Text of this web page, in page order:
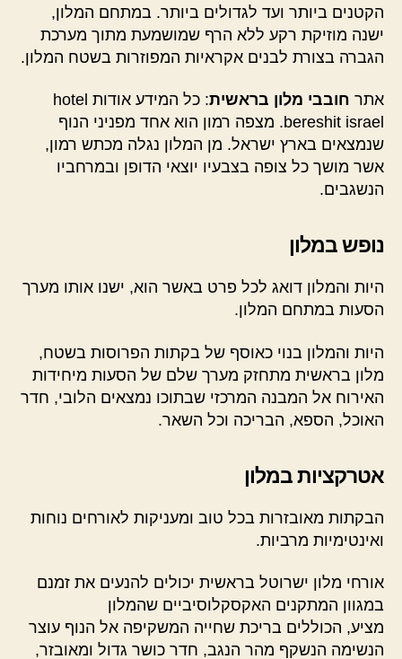
הקטנים ביותר ועד לגדולים ביותר. במתחם המלון,
ישנה מוזיקת רקע ללא הרף שמושמעת מתוך מערכת
הגברה בצורת לבנים אקראיות המפוזרות בשטח המלון.
אתר חובבי מלון בראשית
: כל המידע אודות hotel
bereshit israel. מצפה רמון הוא אחד מפניני הנוף
שנמצאים בארץ ישראל. מן המלון נגלה מכתש רמון,
אשר מושך כל צופה בצבעיו יוצאי הדופן ובמרחביו
הנשגבים.
נופש במלון
היות והמלון דואג לכל פרט באשר הוא, ישנו אותו מערך
הסעות במתחם המלון.
היות והמלון בנוי כאוסף של בקתות הפרוסות בשטח,
מלון בראשית מתחזק מערך שלם של הסעות מיחידות
האירוח אל המבנה המרכזי שבתוכו נמצאים הלובי, חדר
האוכל, הספא, הבריכה וכל השאר.
אטרקציות במלון
הבקתות מאובזרות בכל טוב ומעניקות לאורחים נוחות
ואינטימיות מרביות.
אורחי מלון ישרוטל בראשית יכולים להנעים את זמנם
במגוון המתקנים האקסקלוסיביים שהמלון
מציע, הכוללים בריכת שחייה המשקיפה אל הנוף עוצר
הנשימה הנשקף מהר הנגב, חדר כושר גדול ומאובזר,